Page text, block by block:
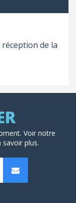
de la
Voir notre
savoir plus.